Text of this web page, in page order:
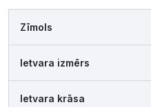
Zīmols
Ietvara izmērs
Ietvara krāsa